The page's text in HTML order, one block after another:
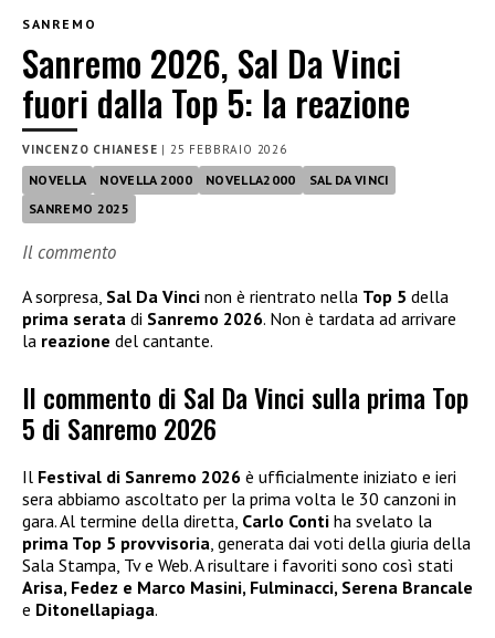
SANREMO
Sanremo 2026, Sal Da Vinci
fuori dalla Top 5: la reazione
VINCENZO CHIANESE | 25 FEBBRAIO 2026
NOVELLA NOVELLA 2000 NOVELLA2000
SAL DA VINCI
SANREMO 2025
Il commento
A sorpresa, Sal Da Vinci non è rientrato nella Top 5 della
prima serata di Sanremo 2026. Non è tardata ad arrivare
la reazione del cantante.
Il commento di Sal Da Vinci sulla prima Top
5 di Sanremo 2026
Il Festival di Sanremo 2026 è ufficialmente iniziato e ieri
sera abbiamo ascoltato per la prima volta le 30 canzoni in
gara. Al termine della diretta, Carlo Conti ha svelato la
prima Top 5 provvisoria , generata dai voti della giuria della
Sala Stampa, Tv e Web. A risultare i favoriti sono così stati
Arisa, Fedez e Marco Masini, Fulminacci, Serena Brancale
e Ditonellapiaga.